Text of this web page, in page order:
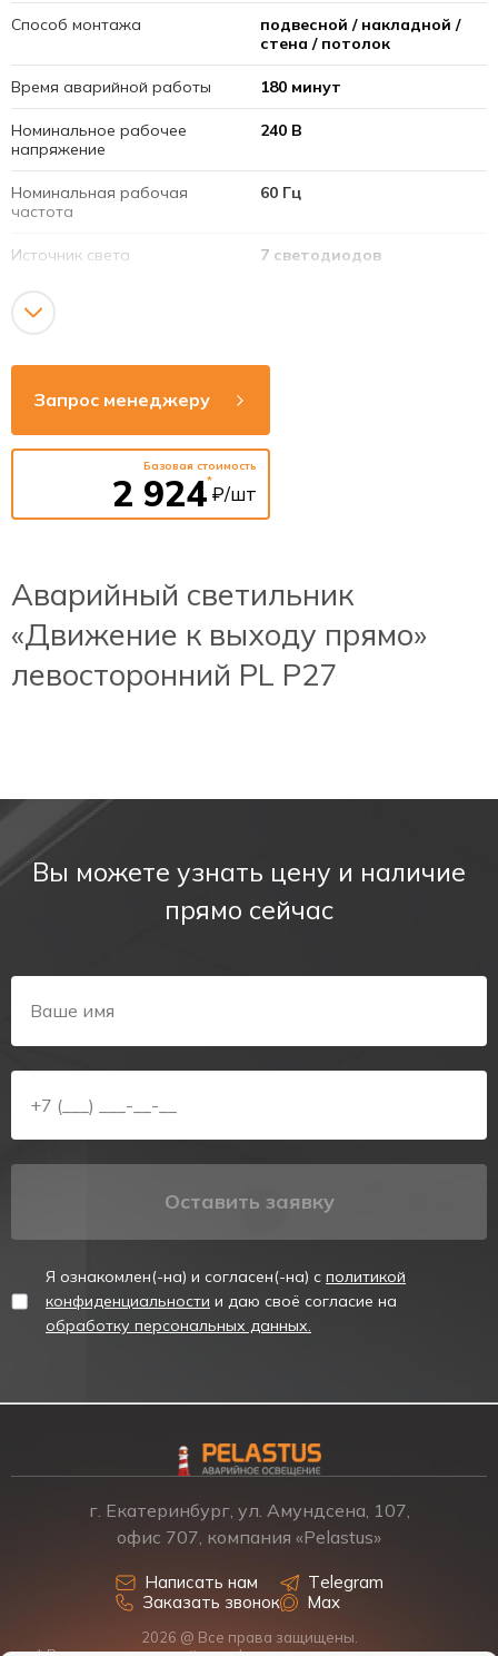
Способ монтажа
подвесной / накладной /
стена / потолок
Время аварийной работы 180 минут
Номинальное рабочее
напряжение
240 В
Номинальная рабочая
частота
60 Гц
Источник света 7 светодиодов
Тип аккумулятора
Запрос менеджеру
Базовая стоимость
2 924*
₽/шт
Аварийный светильник
«Движение к выходу прямо»
левосторонний PL P27
Вы можете узнать цену и наличие
прямо сейчас
Оставить заявку
Я ознакомлен(-на) и согласен(-на) с политикой
конфиденциальности и даю своё согласие на
обработку персональных данных.
г. Екатеринбург, ул. Амундсена, 107,
офис 707, компания «Pelastus»
Написать нам
Заказать звонок
Telegram
Max
2026 @ Все права защищены.